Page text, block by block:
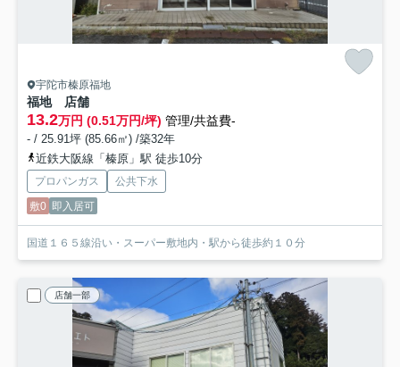
宇陀市榛原福地
福地 店舗
13.2万円 (0.51万円/坪) 管理/共益費-
- / 25.91坪 (85.66㎡) /築32年
近鉄大阪線「榛原」駅 徒歩10分
プロパンガス
公共下水
敷0 即入居可
国道１６５線沿い・スーパー敷地内・駅から徒歩約１０分
店舗一部